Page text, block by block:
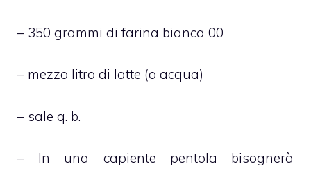
– 350 grammi di farina bianca 00
– mezzo litro di latte (o acqua)
– sale q. b.
– In una capiente pentola bisognerà